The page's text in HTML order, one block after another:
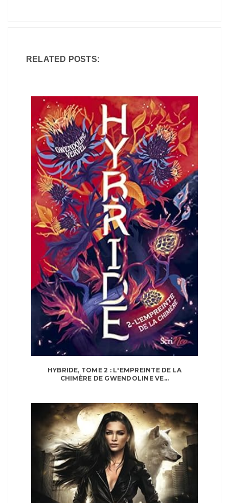
RELATED POSTS:
HYBRIDE, TOME 2 : L'EMPREINTE DE LA
CHIMÈRE DE GWENDOLINE VE...